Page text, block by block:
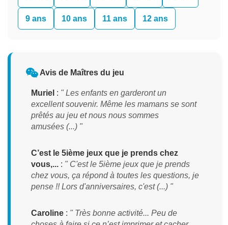
9 ans 10 ans 11 ans 12 ans
Avis de Maîtres du jeu
Muriel : " Les enfants en garderont un
excellent souvenir. Même les mamans se sont
prêtés au jeu et nous nous sommes
amusées (...) "
C’est le 5ième jeux que je prends chez
vous,... : " C'est le 5ième jeux que je prends
chez vous, ça répond à toutes les questions, je
pense !! Lors d'anniversaires, c'est (...) "
Caroline : " Très bonne activité... Peu de